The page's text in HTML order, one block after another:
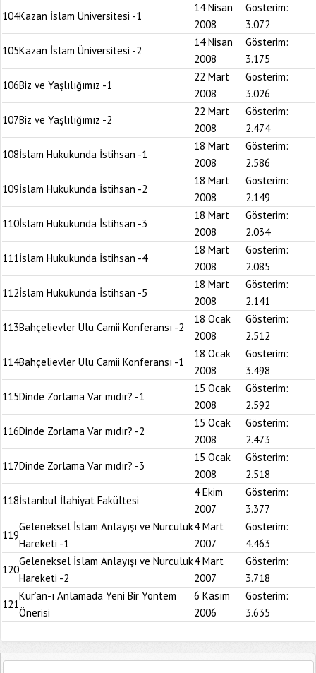
104Kazan İslam Üniversitesi -1
14 Nisan
2008
Gösterim:
3.072
105Kazan İslam Üniversitesi -2
14 Nisan
2008
Gösterim:
3.175
106Biz ve Yaşlılığımız -1
22 Mart
2008
Gösterim:
3.026
107Biz ve Yaşlılığımız -2
22 Mart
2008
Gösterim:
2.474
108İslam Hukukunda İstihsan -1
18 Mart
2008
Gösterim:
2.586
109İslam Hukukunda İstihsan -2
18 Mart
2008
Gösterim:
2.149
110İslam Hukukunda İstihsan -3
18 Mart
2008
Gösterim:
2.034
111İslam Hukukunda İstihsan -4
18 Mart
2008
Gösterim:
2.085
112İslam Hukukunda İstihsan -5
18 Mart
2008
Gösterim:
2.141
113Bahçelievler Ulu Camii Konferansı -2
18 Ocak
2008
Gösterim:
2.512
114Bahçelievler Ulu Camii Konferansı -1
18 Ocak
2008
Gösterim:
3.498
115Dinde Zorlama Var mıdır? -1
15 Ocak
2008
Gösterim:
2.592
116Dinde Zorlama Var mıdır? -2
15 Ocak
2008
Gösterim:
2.473
117Dinde Zorlama Var mıdır? -3
15 Ocak
2008
Gösterim:
2.518
118İstanbul İlahiyat Fakültesi
4 Ekim
2007
Gösterim:
3.377
119
Geleneksel İslam Anlayışı ve Nurculuk
Hareketi -1
4 Mart
2007
Gösterim:
4.463
120
Geleneksel İslam Anlayışı ve Nurculuk
Hareketi -2
4 Mart
2007
Gösterim:
3.718
121
Kur’an-ı Anlamada Yeni Bir Yöntem
Önerisi
6 Kasım
2006
Gösterim:
3.635